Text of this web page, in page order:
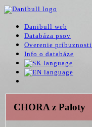
Danibull web
Databáza psov
Overenie príbuznosti
Info o databáze
CHORA z Paloty